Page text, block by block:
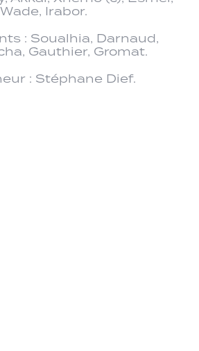
Wade, Irabor.
: Soualhia, Darnaud,
Gauthier, Gromat.
: Stéphane Dief.